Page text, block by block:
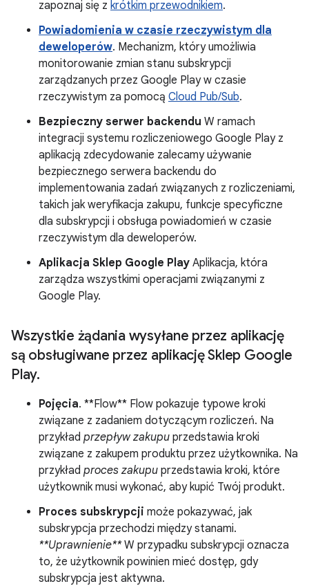
zapoznaj się z krótkim przewodnikiem.
Powiadomienia w czasie rzeczywistym dla
deweloperów. Mechanizm, który umożliwia
monitorowanie zmian stanu subskrypcji
zarządzanych przez Google Play w czasie
rzeczywistym za pomocą Cloud Pub/Sub.
Bezpieczny serwer backendu W ramach
integracji systemu rozliczeniowego Google Play z
aplikacją zdecydowanie zalecamy używanie
bezpiecznego serwera backendu do
implementowania zadań związanych z rozliczeniami,
takich jak weryfikacja zakupu, funkcje specyficzne
dla subskrypcji i obsługa powiadomień w czasie
rzeczywistym dla deweloperów.
Aplikacja Sklep Google Play Aplikacja, która
zarządza wszystkimi operacjami związanymi z
Google Play.
Wszystkie żądania wysyłane przez aplikację
są obsługiwane przez aplikację Sklep Google
Play.
Pojęcia. **Flow** Flow pokazuje typowe kroki
związane z zadaniem dotyczącym rozliczeń. Na
przykład przepływ zakupu przedstawia kroki
związane z zakupem produktu przez użytkownika. Na
przykład proces zakupu przedstawia kroki, które
użytkownik musi wykonać, aby kupić Twój produkt.
Proces subskrypcji może pokazywać, jak
subskrypcja przechodzi między stanami.
**Uprawnienie**W przypadku subskrypcji oznacza
to, że użytkownik powinien mieć dostęp, gdy
subskrypcja jest aktywna.